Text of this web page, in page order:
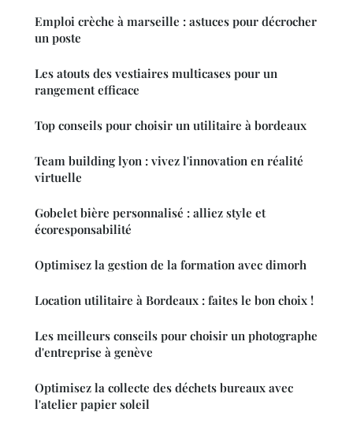
Emploi crèche à marseille : astuces pour décrocher
un poste
Les atouts des vestiaires multicases pour un
rangement efficace
Top conseils pour choisir un utilitaire à bordeaux
Team building lyon : vivez l'innovation en réalité
virtuelle
Gobelet bière personnalisé : alliez style et
écoresponsabilité
Optimisez la gestion de la formation avec dimorh
Location utilitaire à Bordeaux : faites le bon choix !
Les meilleurs conseils pour choisir un photographe
d'entreprise à genève
Optimisez la collecte des déchets bureaux avec
l'atelier papier soleil